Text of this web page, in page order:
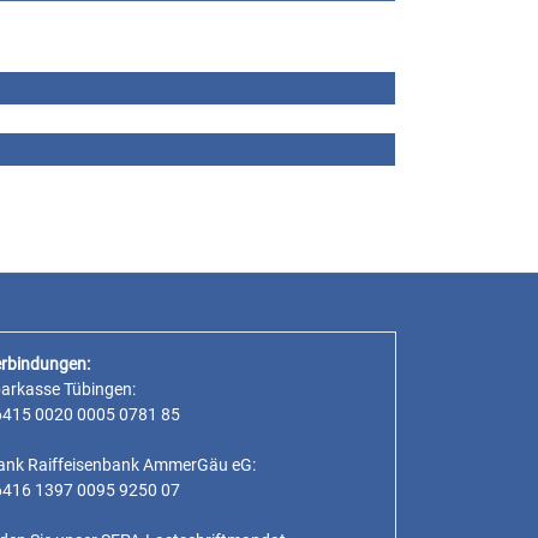
Tübingen:
0020 0005 0781 85
Raiffeisenbank AmmerGäu eG:
1397 0095 9250 07